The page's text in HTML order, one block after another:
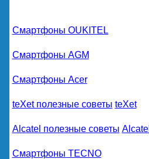
Смартфоны OUKITEL
Смартфоны AGM
Смартфоны Acer
teXet полезные советы teXet
Alcatel полезные советы Alcatel
Смартфоны TECNO